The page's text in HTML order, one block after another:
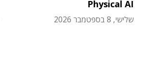
Physical AI
שלישי, 8 בספטמבר 2026